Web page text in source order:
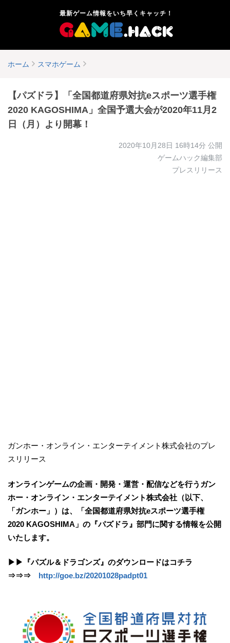
最新ゲーム情報をいち早くキャッチ！
ホーム スマホゲーム
【パズドラ】「全国都道府県対抗eスポーツ選手権
2020 KAGOSHIMA」全国予選大会が2020年11月2
日（月）より開幕！
2020年10月28日 16時14分 公開
ゲームハック編集部
プレスリリース
ガンホー・オンライン・エンターテイメント株式会社のプレ
スリリース
オンラインゲームの企画・開発・運営・配信などを行うガン
ホー・オンライン・エンターテイメント株式会社（以下、
「ガンホー」）は、「全国都道府県対抗eスポーツ選手権
2020 KAGOSHIMA」の『パズドラ』部門に関する情報を公開
いたします。
▶▶『パズル＆ドラゴンズ』のダウンロードはコチラ
⇒⇒⇒ http://goe.bz/20201028padpt01